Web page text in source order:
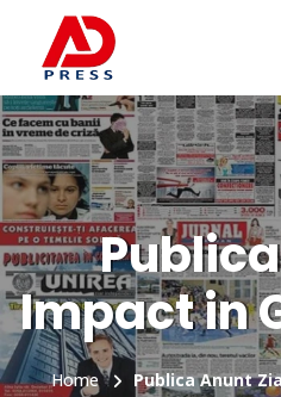
Impact in
Home Publica Anunt